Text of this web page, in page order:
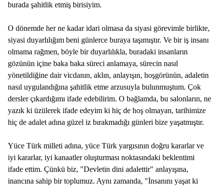
burada şahitlik etmiş birisiyim.
O dönemde her ne kadar idari olmasa da siyasi görevimle birlikte,
siyasi duyarlılığım beni günlerce buraya taşımıştır. Ve bir iş insanı
olmama rağmen, böyle bir duyarlılıkla, buradaki insanların
gözünün içine baka baka süreci anlamaya, sürecin nasıl
yönetildiğine dair vicdanın, aklın, anlayışın, hoşgörünün, adaletin
nasıl uygulandığına şahitlik etme arzusuyla bulunmuştum. Çok
dersler çıkardığımı ifade edebilirim. O bağlamda, bu salonların, ne
yazık ki üzülerek ifade edeyim ki hiç de hoş olmayan, tarihimize
hiç de adalet adına güzel iz bırakmadığı günleri bize yaşatmıştır.
Yüce Türk milleti adına, yüce Türk yargısının doğru kararlar ve
iyi kararlar, iyi kanaatler oluşturması noktasındaki beklentimi
ifade ettim. Çünkü biz, "Devletin dini adalettir" anlayışına,
inancına sahip bir toplumuz. Aynı zamanda, "İnsanını yaşat ki